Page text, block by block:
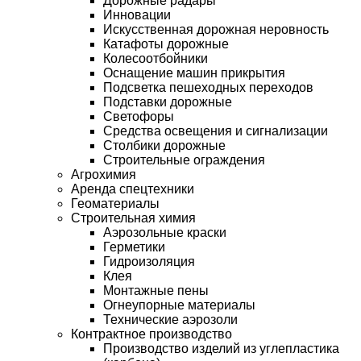
Инновации
Искусственная дорожная неровность
Катафоты дорожные
Колесоотбойники
Оснащение машин прикрытия
Подсветка пешеходных переходов
Подставки дорожные
Светофоры
Средства освещения и сигнализации
Столбики дорожные
Строительные ограждения
Агрохимия
Аренда спецтехники
Геоматериалы
Строительная химия
Аэрозольные краски
Герметики
Гидроизоляция
Клея
Монтажные пены
Огнеупорные материалы
Технические аэрозоли
Контрактное производство
Производство изделий из углепластика